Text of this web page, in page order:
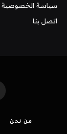
سياسة الخصوصية
اتصل بنا
من نحن